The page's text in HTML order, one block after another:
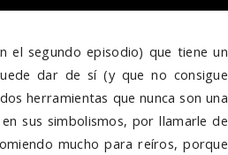
el segundo episodio) que tiene un
dar de sí (y que no consigue
herramientas que nunca son una
sus simbolismos, por llamarle de
mucho para reíros, porque